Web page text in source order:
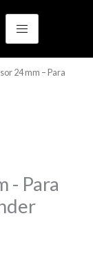
24 mm – Para
- Para